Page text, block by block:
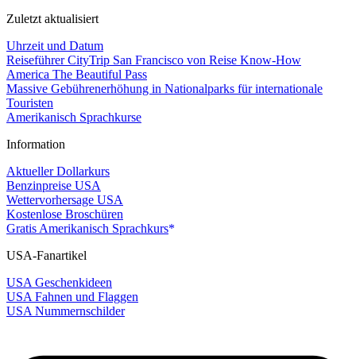
Zuletzt aktualisiert
Uhrzeit und Datum
Reiseführer CityTrip San Francisco von Reise Know-How
America The Beautiful Pass
Massive Gebührenerhöhung in Nationalparks für internationale
Touristen
Amerikanisch Sprachkurse
Information
Aktueller Dollarkurs
Benzinpreise USA
Wettervorhersage USA
Kostenlose Broschüren
Gratis Amerikanisch Sprachkurs
USA-Fanartikel
USA Geschenkideen
USA Fahnen und Flaggen
USA Nummernschilder